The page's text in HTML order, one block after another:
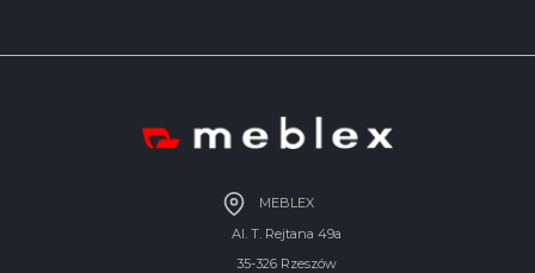
MEBLEX
Al. T. Rejtana 49a
35-326 Rzeszów